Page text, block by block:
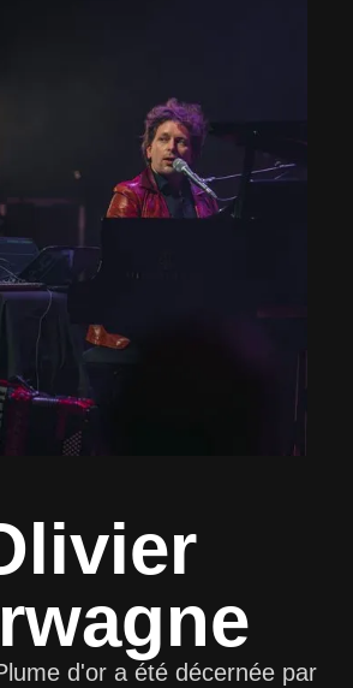
d'or a été décernée par